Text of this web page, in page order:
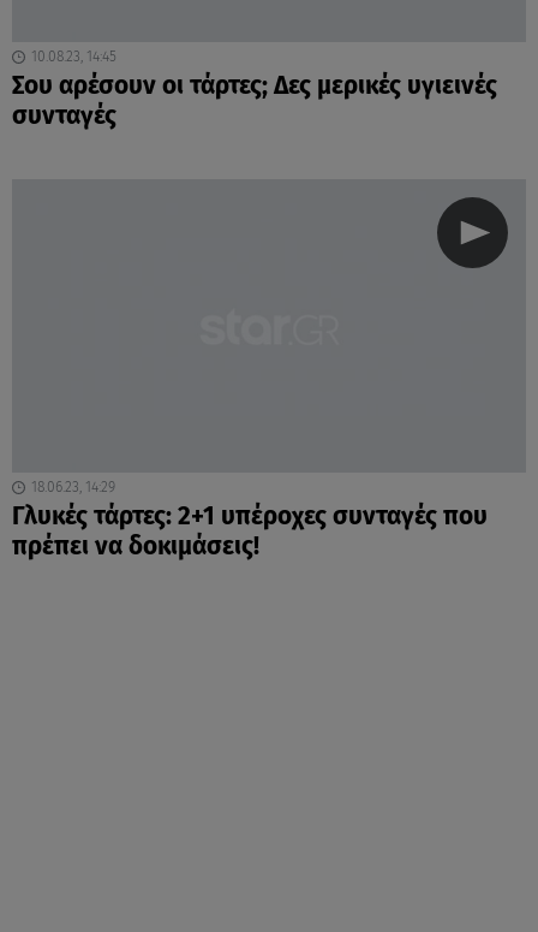
10.08.23, 14:45
Σου αρέσουν οι τάρτες; Δες μερικές υγιεινές
συνταγές
18.06.23, 14:29
Γλυκές τάρτες: 2+1 υπέροχες συνταγές που
πρέπει να δοκιμάσεις!